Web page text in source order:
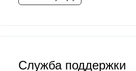
Служба поддержки